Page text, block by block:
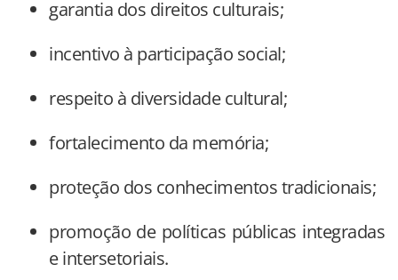
garantia dos direitos culturais;
incentivo à participação social;
respeito à diversidade cultural;
fortalecimento da memória;
proteção dos conhecimentos tradicionais;
promoção de políticas públicas integradas
e intersetoriais.